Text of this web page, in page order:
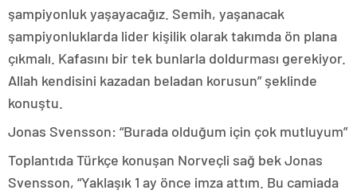
şampiyonluk yaşayacağız. Semih, yaşanacak
şampiyonluklarda lider kişilik olarak takımda ön plana
çıkmalı. Kafasını bir tek bunlarla doldurması gerekiyor.
Allah kendisini kazadan beladan korusun” şeklinde
konuştu.
Jonas Svensson: “Burada olduğum için çok mutluyum”
Toplantıda Türkçe konuşan Norveçli sağ bek Jonas
Svensson, “Yaklaşık 1 ay önce imza attım. Bu camiada